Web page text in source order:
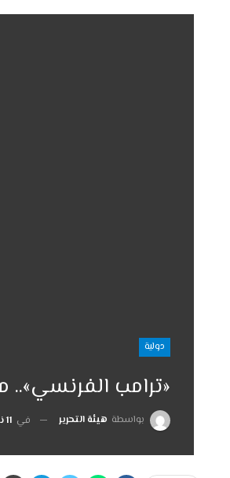
دولية
«ترامب الفرنسي»..
بواسطة هيئة التحرير في 11 نوفمبر, 2021